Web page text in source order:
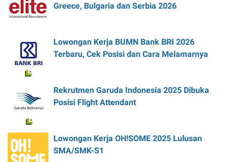
Greece, Bulgaria dan Serbia 2026
Lowongan Kerja BUMN Bank BRI 2026
Terbaru, Cek Posisi dan Cara Melamarnya
Rekrutmen Garuda Indonesia 2025 Dibuka
Posisi Flight Attendant
Lowongan Kerja OH!SOME 2025 Lulusan
SMA/SMK-S1